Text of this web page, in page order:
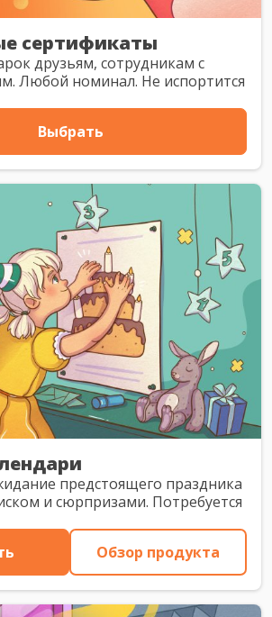
сертификаты
друзьям, сотрудникам с
Любой номинал. Не испортится
Выбрать
предстоящего праздника
и сюрпризами. Потребуется
Обзор продукта